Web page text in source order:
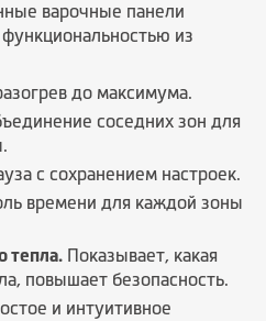
варочные панели
из
до максимума.
соседних зон для
с сохранением настроек.
времени для каждой зоны
тепла. Показывает, какая
повышает безопасность.
и интуитивное